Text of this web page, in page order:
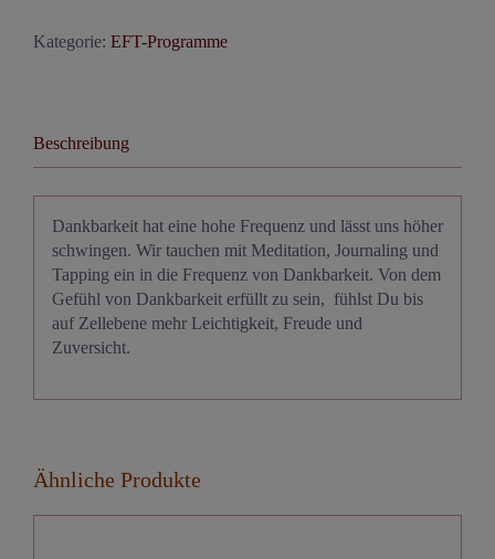
Download
Kategorie: EFT-Programme
Beschreibung
Dankbarkeit hat eine hohe Frequenz und lässt uns höher
schwingen. Wir tauchen mit Meditation, Journaling und
Tapping ein in die Frequenz von Dankbarkeit. Von dem
Gefühl von Dankbarkeit erfüllt zu sein, fühlst Du bis
auf Zellebene mehr Leichtigkeit, Freude und
Zuversicht.
Ähnliche Produkte